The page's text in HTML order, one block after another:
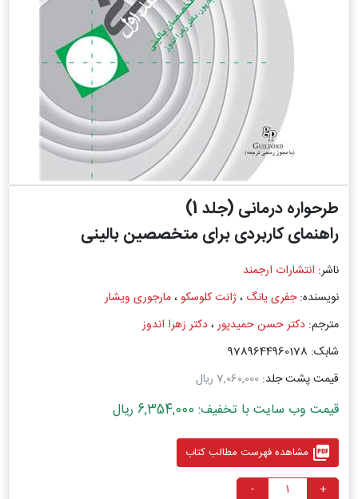
طرحواره درمانی (جلد 1)
راهنمای کاربردی برای متخصصین بالینی
ناشر: انتشارات ارجمند
نویسنده:جفری یانگ ،ژانت کلوسکو،مارجوری ویشار
مترجم: دکتر حسن حمید‌پور،دکتر زهرا اندوز
شابک: 9789644960178
قیمت پشت جلد: 7,060,000 ریال
قیمت وب سایت با تخفیف: 6,354,000 ریال
picture_as_pdf مشاهده فهرست مطالب کتاب
+
-